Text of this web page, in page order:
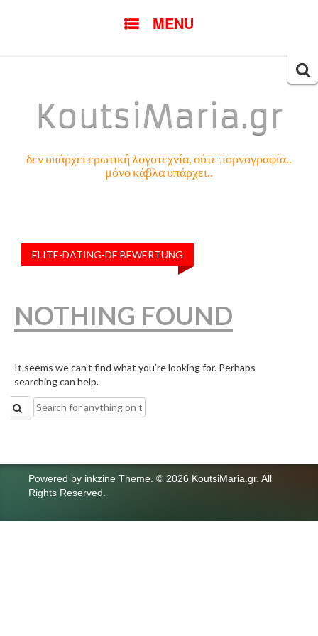
MENU
KoutsiMaria.gr
δεν υπάρχει ερωτική λογοτεχνία, ούτε πορνογραφία..
μόνο κάβλα υπάρχει..
ELITE-DATING-DE BEWERTUNG
NOTHING FOUND
It seems we can’t find what you’re looking for. Perhaps
searching can help.
Search
for:
Powered by inkzine Theme © 2026 KoutsiMaria.gr. All
Rights Reserved.